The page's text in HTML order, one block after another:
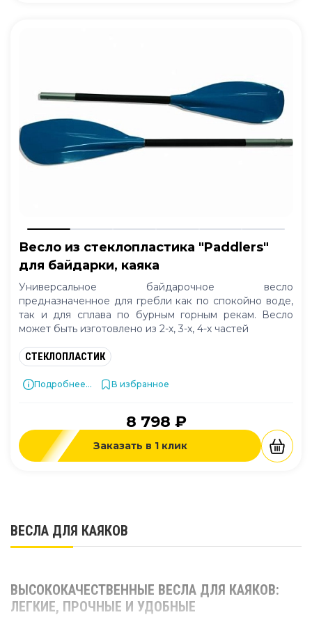
Весло из стеклопластика "Paddlers"
для байдарки, каяка
Универсальное байдарочное весло
предназначенное для гребли как по спокойно воде,
так и для сплава по бурным горным рекам. Весло
может быть изготовлено из 2-х, 3-х, 4-х частей
СТЕКЛОПЛАСТИК
Подробнее... В избранное
8 798 ₽
Заказать в 1 клик
ВЕСЛА ДЛЯ КАЯКОВ
ВЫСОКОКАЧЕСТВЕННЫЕ ВЕСЛА ДЛЯ КАЯКОВ:
ЛЕГКИЕ, ПРОЧНЫЕ И УДОБНЫЕ